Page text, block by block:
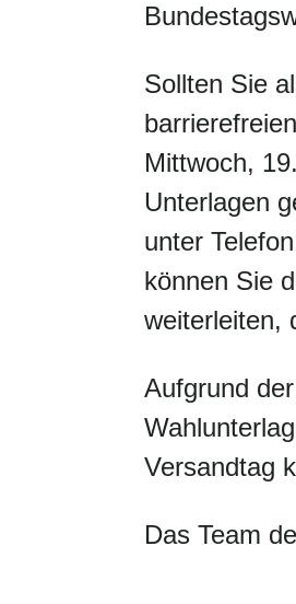
Sollten Sie
Mittwoch,
Unterlagen
unter
können Sie
weiterleiten,
Aufgrund
Versandtag
Das Team